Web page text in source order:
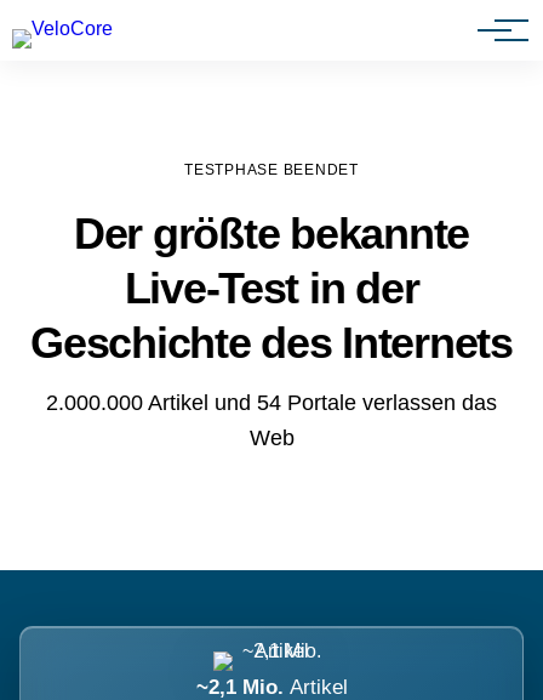
Agenturen & Webdesigner
TESTPHASE BEENDET
Der größte bekannte
Live-Test in der
Geschichte des Internets
2.000.000 Artikel und 54 Portale verlassen das
Web
~2,1 Mio. Artikel